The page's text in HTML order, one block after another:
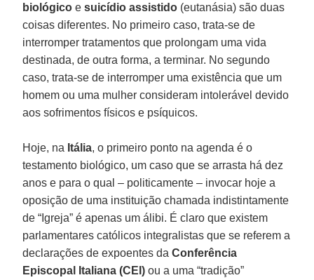
biológico esuicídio assistido (eutanásia) são duas
coisas diferentes. No primeiro caso, trata-se de
interromper tratamentos que prolongam uma vida
destinada, de outra forma, a terminar. No segundo
caso, trata-se de interromper uma existência que um
homem ou uma mulher consideram intolerável devido
aos sofrimentos físicos e psíquicos.
Hoje, na Itália, o primeiro ponto na agenda é o
testamento biológico, um caso que se arrasta há dez
anos e para o qual – politicamente – invocar hoje a
oposição de uma instituição chamada indistintamente
de “Igreja” é apenas um álibi. É claro que existem
parlamentares católicos integralistas que se referem a
declarações de expoentes daConferência
Episcopal Italiana (CEI) ou a uma “tradição”